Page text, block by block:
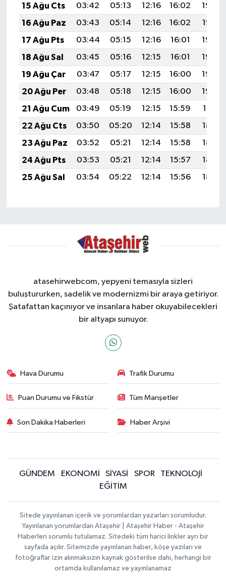
15 Ağu Cts
03:42 05:13 12:16 16:02
19:09
16 Ağu Paz
03:43 05:14 12:16 16:02
19:07
17 Ağu Pts
03:44 05:15 12:16 16:01
19:06
18 Ağu Sal
03:45 05:16 12:15 16:01
19:05
19 Ağu Çar
03:47 05:17 12:15 16:00
19:03
20 Ağu Per
03:48 05:18 12:15 16:00
19:02
21 Ağu Cum
03:49 05:19 12:15 15:59
19:01
22 Ağu Cts
03:50 05:20 12:14 15:58
18:59
23 Ağu Paz
03:52 05:21 12:14 15:58
18:58
24 Ağu Pts
03:53 05:21 12:14 15:57
18:57
25 Ağu Sal
03:54 05:22 12:14 15:56 18:55
atasehirwebcom, yepyeni temasıyla sizleri
buluştururken, sadelik ve modernizmi bir araya getiriyor.
Şatafattan kaçınıyor ve insanlara haber okuyabilecekleri
bir altyapı sunuyor.
Hava Durumu Trafik Durumu
Puan Durumu ve Fikstür Tüm Manşetler
Son Dakika Haberleri Haber Arşivi
GÜNDEM EKONOMİ SİYASİ SPOR
TEKNOLOJİ
EĞİTİM
Sitede yayınlanan içerik ve yorumlardan yazarları sorumludur.
Yayınlanan yorumlardan Ataşehir | Ataşehir Haber - Ataşehir
Haberleri sorumlu tutulamaz. Sitedeki tüm harici linkler ayrı bir
sayfada açılır. Sitemizde yayınlanan haber, köşe yazıları ve
fotoğraflar izin alınmaksızın kaynak gösterilse dahi, herhangi bir
ortamda kullanılamaz ve yayınlanamaz